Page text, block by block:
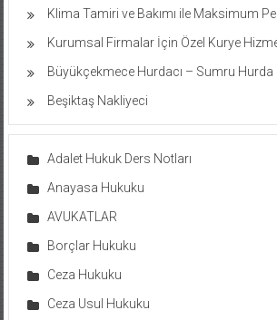
Klima Tamiri ve Bakımı ile Maksimum
Kurumsal Firmalar İçin Özel Kurye
Büyükçekmece Hurdacı – Sumru Hurda
Beşiktaş Nakliyeci
Adalet Hukuk Ders Notları
Anayasa Hukuku
AVUKATLAR
Borçlar Hukuku
Ceza Hukuku
Ceza Usul Hukuku